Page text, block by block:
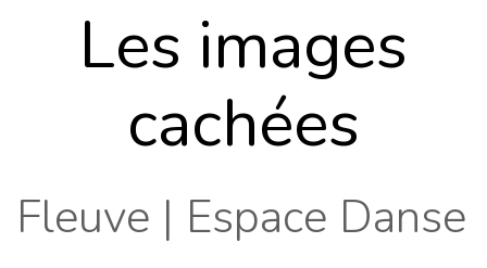
Les images
cachées
Fleuve | Espace Danse